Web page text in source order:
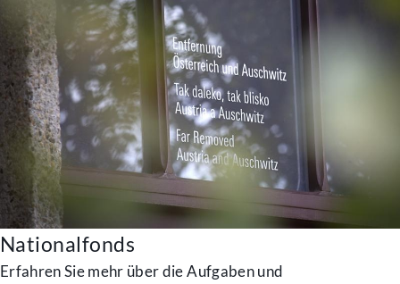
Nationalfonds
Erfahren Sie mehr über die Aufgaben und